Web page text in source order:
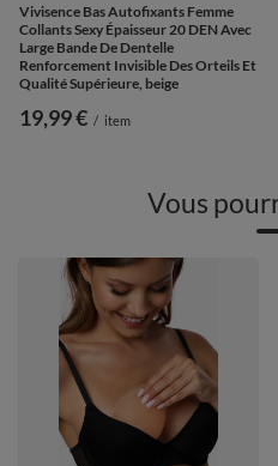
Vivisence Bas Autofixants Femme
Collants Sexy Épaisseur 20 DEN Avec
Large Bande De Dentelle
Renforcement Invisible Des Orteils Et
Qualité Supérieure, beige
19,99 € / item
Vous